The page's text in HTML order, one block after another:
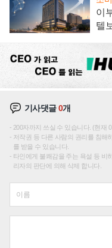
이
텔
기사댓글0개
200자까지 쓰실 수 있습니다. (현재
저작권 등 다른 사람의 권리를 침해
를 받을 수 있습니다.
타인에게 불쾌감을 주는 욕설 등 비
리자의 판단에 의해 삭제 합니다.